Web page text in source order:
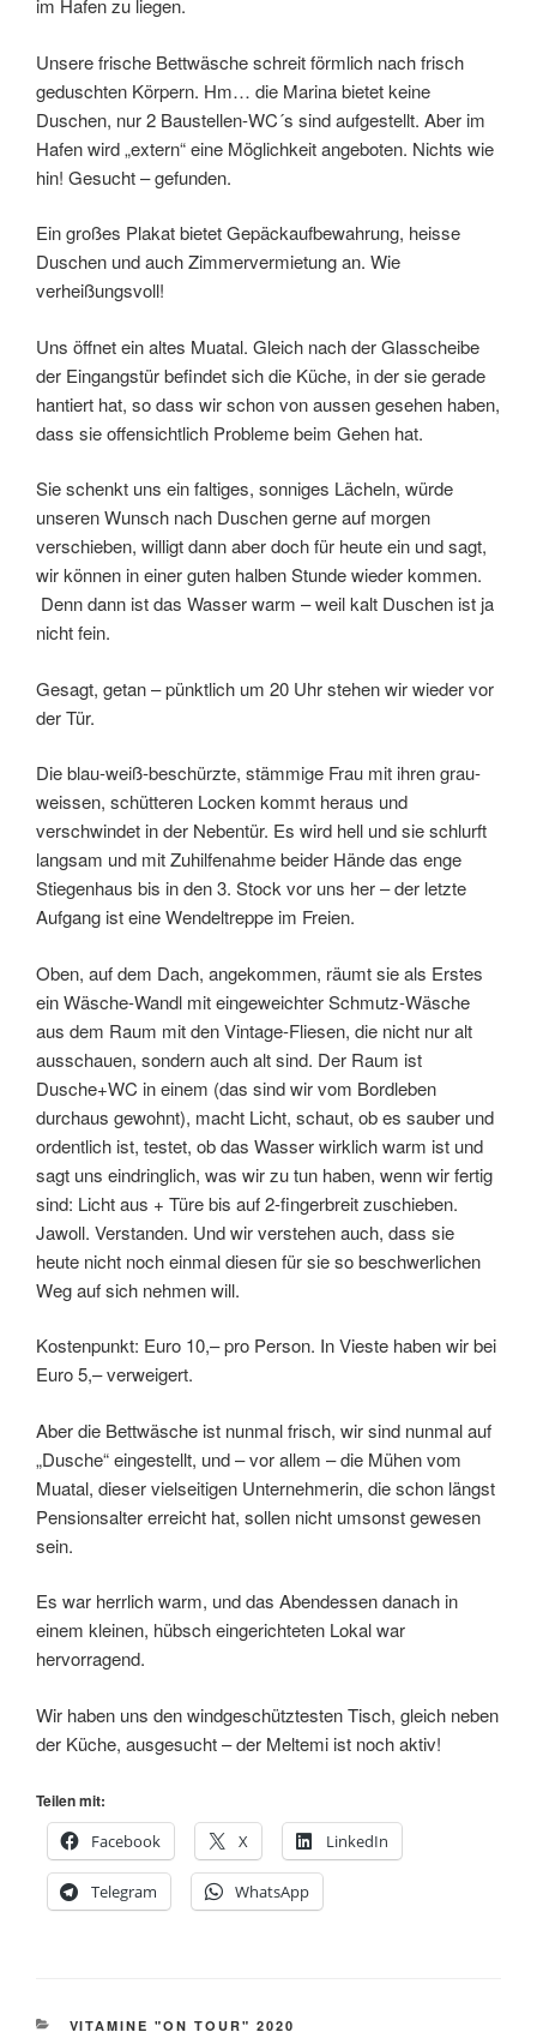
im Hafen zu liegen.
Unsere frische Bettwäsche schreit förmlich nach frisch
geduschten Körpern. Hm… die Marina bietet keine
Duschen, nur 2 Baustellen-WC´s sind aufgestellt. Aber im
Hafen wird „extern“ eine Möglichkeit angeboten. Nichts wie
hin! Gesucht – gefunden.
Ein großes Plakat bietet Gepäckaufbewahrung, heisse
Duschen und auch Zimmervermietung an. Wie
verheißungsvoll!
Uns öffnet ein altes Muatal. Gleich nach der Glasscheibe
der Eingangstür befindet sich die Küche, in der sie gerade
hantiert hat, so dass wir schon von aussen gesehen haben,
dass sie offensichtlich Probleme beim Gehen hat.
Sie schenkt uns ein faltiges, sonniges Lächeln, würde
unseren Wunsch nach Duschen gerne auf morgen
verschieben, willigt dann aber doch für heute ein und sagt,
wir können in einer guten halben Stunde wieder kommen.
Denn dann ist das Wasser warm – weil kalt Duschen ist ja
nicht fein.
Gesagt, getan – pünktlich um 20 Uhr stehen wir wieder vor
der Tür.
Die blau-weiß-beschürzte, stämmige Frau mit ihren grau-
weissen, schütteren Locken kommt heraus und
verschwindet in der Nebentür. Es wird hell und sie schlurft
langsam und mit Zuhilfenahme beider Hände das enge
Stiegenhaus bis in den 3. Stock vor uns her – der letzte
Aufgang ist eine Wendeltreppe im Freien.
Oben, auf dem Dach, angekommen, räumt sie als Erstes
ein Wäsche-Wandl mit eingeweichter Schmutz-Wäsche
aus dem Raum mit den Vintage-Fliesen, die nicht nur alt
ausschauen, sondern auch alt sind. Der Raum ist
Dusche+WC in einem (das sind wir vom Bordleben
durchaus gewohnt), macht Licht, schaut, ob es sauber und
ordentlich ist, testet, ob das Wasser wirklich warm ist und
sagt uns eindringlich, was wir zu tun haben, wenn wir fertig
sind: Licht aus + Türe bis auf 2-fingerbreit zuschieben.
Jawoll. Verstanden. Und wir verstehen auch, dass sie
heute nicht noch einmal diesen für sie so beschwerlichen
Weg auf sich nehmen will.
Kostenpunkt: Euro 10,– pro Person. In Vieste haben wir bei
Euro 5,– verweigert.
Aber die Bettwäsche ist nunmal frisch, wir sind nunmal auf
„Dusche“ eingestellt, und – vor allem – die Mühen vom
Muatal, dieser vielseitigen Unternehmerin, die schon längst
Pensionsalter erreicht hat, sollen nicht umsonst gewesen
sein.
Es war herrlich warm, und das Abendessen danach in
einem kleinen, hübsch eingerichteten Lokal war
hervorragend.
Wir haben uns den windgeschütztesten Tisch, gleich neben
der Küche, ausgesucht – der Meltemi ist noch aktiv!
Teilen mit:
Facebook
X LinkedIn
Telegram WhatsApp
KATEGORIEN
VITAMINE "ON TOUR" 2020